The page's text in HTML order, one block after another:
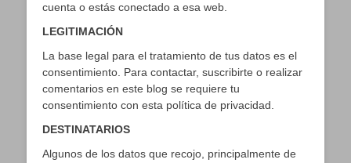
cuenta o estás conectado a esa web.
LEGITIMACIÓN
La base legal para el tratamiento de tus datos es el
consentimiento. Para contactar, suscribirte o realizar
comentarios en este blog se requiere tu
consentimiento con esta política de privacidad.
DESTINATARIOS
Algunos de los datos que recojo, principalmente de